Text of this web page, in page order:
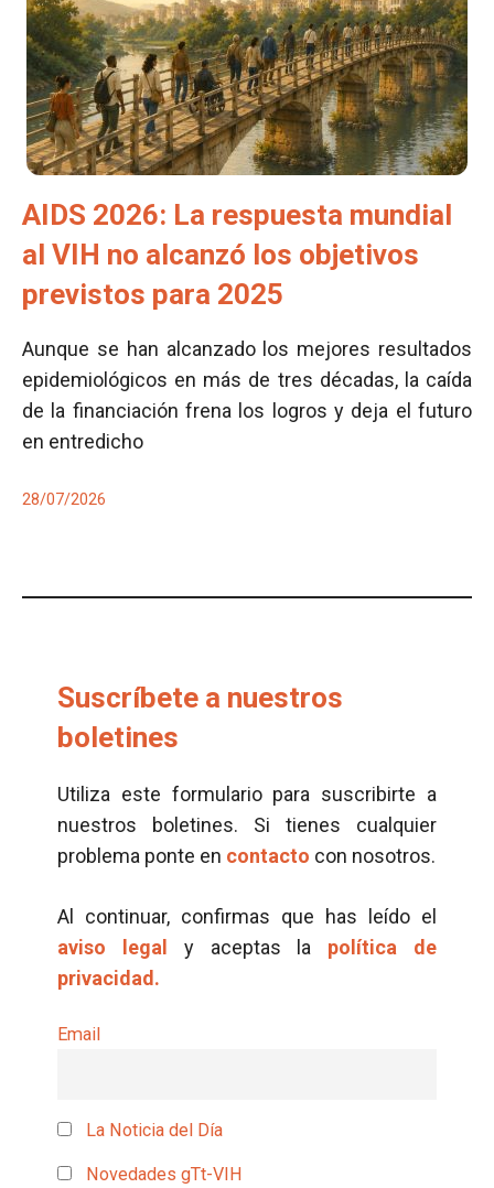
AIDS 2026: La respuesta mundial
al VIH no alcanzó los objetivos
previstos para 2025
Aunque se han alcanzado los mejores resultados
epidemiológicos en más de tres décadas, la caída
de la financiación frena los logros y deja el futuro
en entredicho
28/07/2026
Suscríbete a nuestros
boletines
Utiliza este formulario para suscribirte a
nuestros boletines. Si tienes cualquier
problema ponte en contacto con nosotros.
Al continuar, confirmas que has leído el
aviso legal
y aceptas la política de
privacidad.
Email
La Noticia del Día
Novedades gTt-VIH